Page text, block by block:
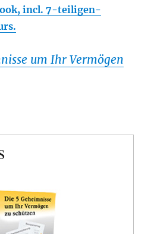
incl. 7-teiligen-
um Ihr Vermögen